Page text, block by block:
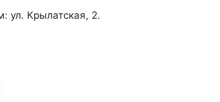
ул. Крылатская, 2.